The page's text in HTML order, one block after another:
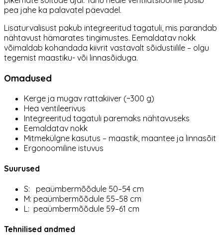
pea jahe ka palavatel päevadel.
Lisaturvalisust pakub integreeritud tagatuli, mis parandab
nähtavust hämarates tingimustes. Eemaldatav nokk
võimaldab kohandada kiivrit vastavalt sõidustiilile – olgu
tegemist maastiku- või linnasõiduga.
Omadused
Kerge ja mugav rattakiiver (~300 g)
Hea ventileerivus
Integreeritud tagatuli paremaks nähtavuseks
Eemaldatav nokk
Mitmekülgne kasutus – maastik, maantee ja linnasõit
Ergonoomiline istuvus
Suurused
S: peaümbermõõdule 50–54 cm
M: peaümbermõõdule 55–58 cm
L: peaümbermõõdule 59–61 cm
Tehnilised andmed